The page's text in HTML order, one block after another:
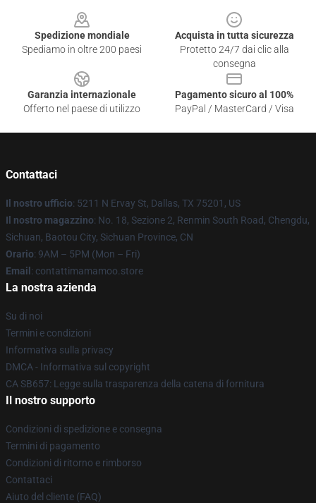
Spedizione mondiale
Spediamo in oltre 200 paesi
Acquista in tutta sicurezza
Protetto 24/7 dai clic alla
consegna
Garanzia internazionale
Offerto nel paese di utilizzo
Pagamento sicuro al 100%
PayPal / MasterCard / Visa
Contattaci
Il nostro ufficio: 5211 N Ervay St, Dallas, TX 75201, US
Il nostro magazzino: No. 18, Sezione 2, Renmin South Road, Chengdu,
Sichuan, Baotou City, Sichuan Province, CN
Orario: 9AM – 5PM (Mon – Fri)
Email : contattimamamoo.store
La nostra azienda
Su di noi
Termini e condizioni
Informativa sulla privacy
DMCA - Informativa sul copyright
CA SB657: Legge sulla trasparenza della catena di fornitura
Il nostro supporto
Condizioni di spedizione e consegna
Termini di pagamento
Condizioni di ritorno e rimborso
Contattaci
Aiuto del cliente (FAQ)